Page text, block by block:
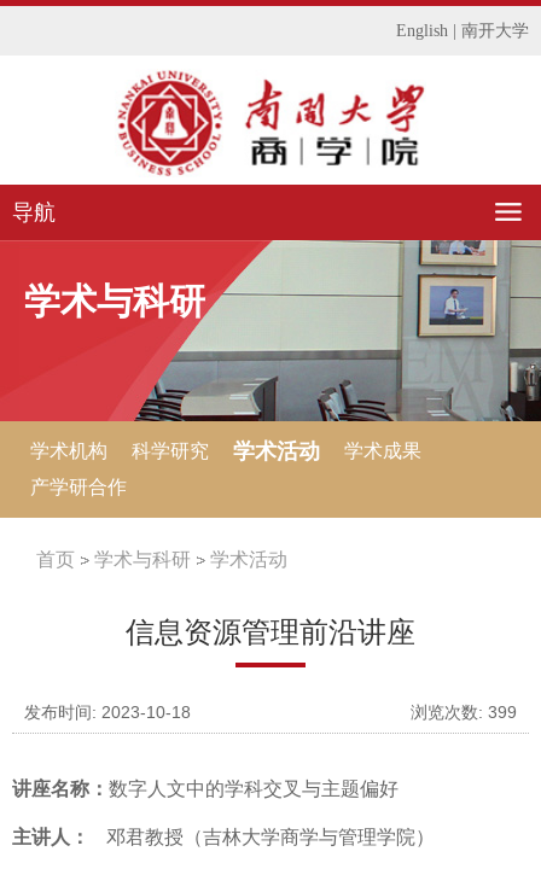
English 南开大学
导航
学术与科研
学术机构 科学研究 学术活动
学术成果
产学研合作
首页 学术与科研 学术活动
信息资源管理前沿讲座
发布时间: 2023-10-18 浏览次数: 399
讲座名称： 数字人文中的学科交叉与主题偏好
主讲人： 邓君教授（吉林大学商学与管理学院）